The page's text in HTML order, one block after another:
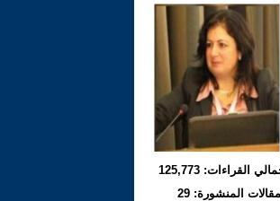
القراءات: 125,773
المنشورة: 29